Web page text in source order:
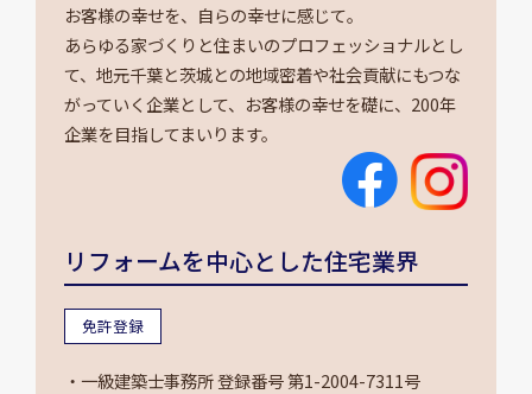
お客様の幸せを、自らの幸せに感じて。
あらゆる家づくりと住まいのプロフェッショナルとし
て、地元千葉と茨城との地域密着や社会貢献にもつな
がっていく企業として、お客様の幸せを礎に、200年
企業を目指してまいります。
リフォームを中心とした住宅業界
免許登録
・一級建築士事務所 登録番号 第1-2004-7311号